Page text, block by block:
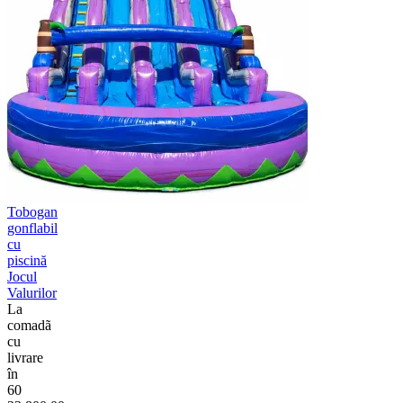
Tobogan
gonflabil
cu
piscină
Jocul
Valurilor
La
comadã
cu
livrare
în
60